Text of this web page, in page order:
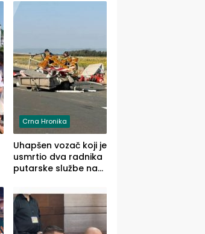
Crna Hronika
Uhapšen vozač koji je
usmrtio dva radnika
putarske službe na
prema Šapcu
(FOTO)